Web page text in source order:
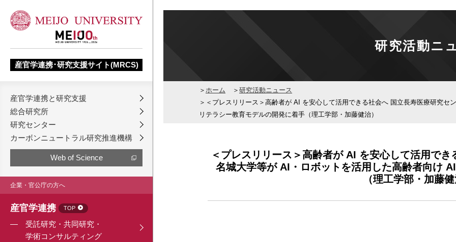
産官学連携･研究支援サイト(MRCS)
産官学連携と研究支援
総合研究所
研究センター
カーボンニュートラル研究推進機構
Web of Science
企業・官公庁の方へ
産官学連携 TOP
受託研究・共同研究・
学術コンサルティング
研究活動ニ
ホーム
研究活動ニュース
＜プレスリリース＞高齢者が AI を安心して活用できる社会へ 国立長寿医療研究
リテラシー教育モデルの開発に着手（理工学部・加藤健治）
＜プレスリリース＞高齢者が AI を安心して活用で
名城大学等が AI・ロボットを活用した高齢者向け
（理工学部・加藤